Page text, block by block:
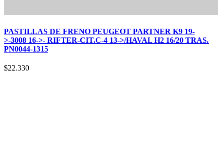
PASTILLAS DE FRENO PEUGEOT PARTNER K9 19-
>-3008 16->- RIFTER-CIT.C-4 13->/HAVAL H2 16/20 TRAS.
PN0044-1315
$22.330